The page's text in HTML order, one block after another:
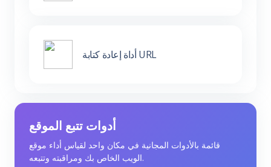
أداة إعادة كتابة URL
أدوات تتبع الموقع
قائمة بالأدوات المجانية في مكان واحد لقياس أداء موقع
الويب الخاص بك ومراقبته وتتبعه.